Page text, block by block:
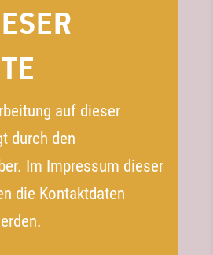
auf dieser
durch den
Im Impressum dieser
die Kontaktdaten